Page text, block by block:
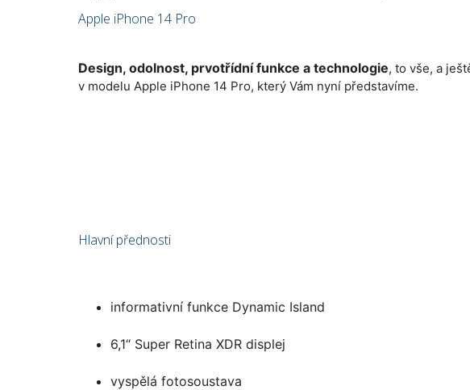
Apple iPhone 14 Pro
Design, odolnost, prvotřídní funkce a technologie, to vše, a
v modelu Apple iPhone 14 Pro, který Vám nyní představíme.
Hlavní přednosti
informativní funkce Dynamic Island
6,1“ Super Retina XDR displej
vyspělá fotosoustava